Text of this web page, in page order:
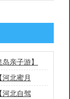
亲子游】
北蜜月
河北自驾